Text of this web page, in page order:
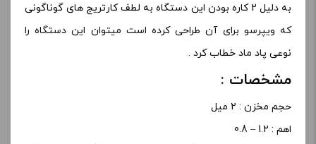
به دلیل 2 کاره بودن این دستگاه به لطف کارتریج های گوناگونی
که ویپرسو برای آن طراحی کرده است میتوان این دستگاه را
نوعی پاد ماد خطاب کرد .
مشخصات :
حجم مخزن : ۲ میل
اهم : 1.2 – 0.8